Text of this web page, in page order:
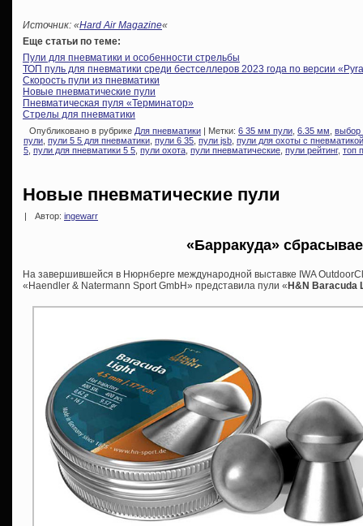
Источник: «Hard Air Magazine«
Еще статьи по теме:
Пули для пневматики и особенности стрельбы
ТОП пуль для пневматики среди бестселлеров 2023 года по версии
Скорость пули из пневматики
Новые пневматические пули
Пневматическая пуля «Терминатор»
Стрелы для пневматики
Опубликовано в рубрике Для пневматики | Метки: 6 35 мм пули 6.35 мм выбор
пули пули 5 5 для пневматики пули 6 35 пули jsb пули для охоты с пневматикой
5 пули для пневматики 5 5 пули охота пули пневматические пули рейтинг, топ
Новые пневматические пули
| Автор: ingewarr
«Барракуда»
На завершившейся в Нюрнберге международной выставке IWA
«Haendler & Natermann Sport GmbH» представила пули «H&N Baracuda